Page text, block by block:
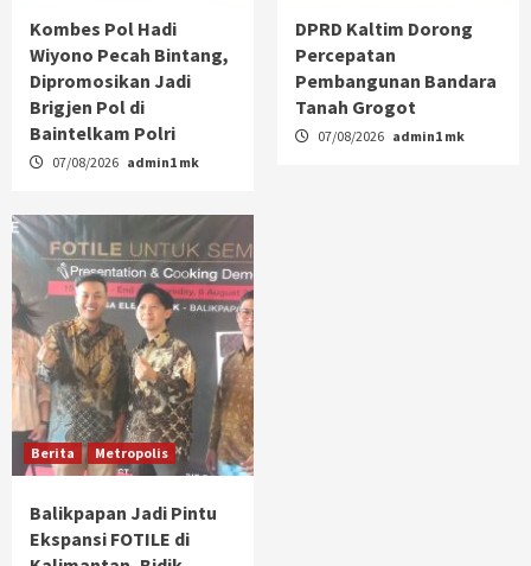
Kombes Pol Hadi
Wiyono Pecah Bintang,
Dipromosikan Jadi
Brigjen Pol di
Baintelkam Polri
07/08/2026 admin1 mk
DPRD Kaltim Dorong
Percepatan
Pembangunan Bandara
Tanah Grogot
07/08/2026 admin1 mk
Berita Metropolis
Balikpapan Jadi Pintu
Ekspansi FOTILE di